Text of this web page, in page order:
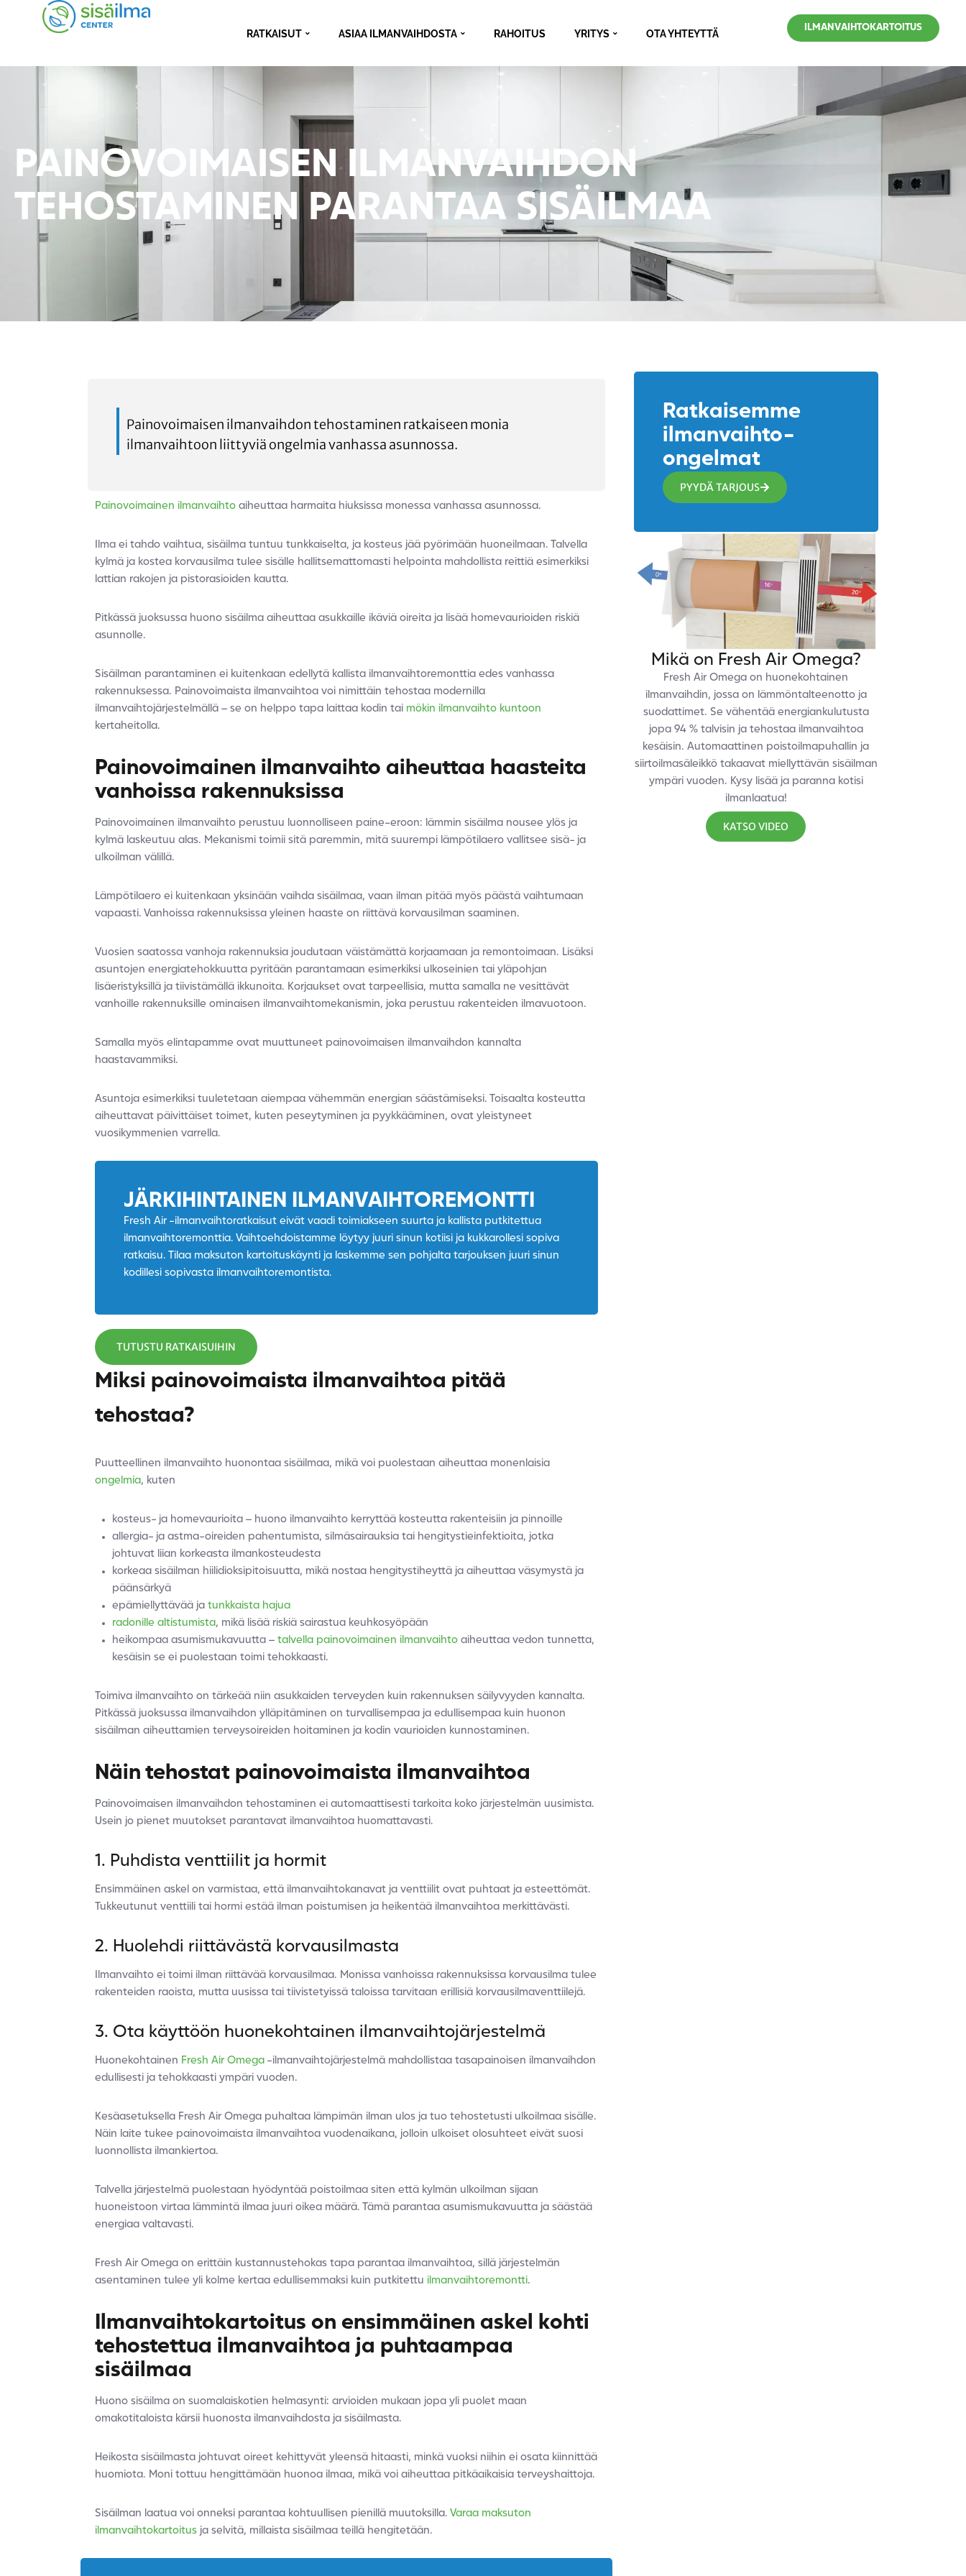
RATKAISUT ASIAA ILMANVAIHDOSTA RAHOITUS YRITYS OTA YHTEYTTÄ
ILMANVAIHTOKARTOITUS
PAINOVOIMAISEN ILMANVAIHDON
TEHOSTAMINEN PARANTAA SISÄILMAA
Painovoimaisen ilmanvaihdon tehostaminen ratkaiseen monia
ilmanvaihtoon liittyviä ongelmia vanhassa asunnossa.
Painovoimainen ilmanvaihto aiheuttaa harmaita hiuksissa monessa vanhassa asunnossa.
Ilma ei tahdo vaihtua, sisäilma tuntuu tunkkaiselta, ja kosteus jää pyörimään huoneilmaan. Talvella
kylmä ja kostea korvausilma tulee sisälle hallitsemattomasti helpointa mahdollista reittiä esimerkiksi
lattian rakojen ja pistorasioiden kautta.
Pitkässä juoksussa huono sisäilma aiheuttaa asukkaille ikäviä oireita ja lisää homevaurioiden riskiä
asunnolle.
Sisäilman parantaminen ei kuitenkaan edellytä kallista ilmanvaihtoremonttia edes vanhassa
rakennuksessa. Painovoimaista ilmanvaihtoa voi nimittäin tehostaa modernilla
ilmanvaihtojärjestelmällä – se on helppo tapa laittaa kodin tai mökin ilmanvaihto kuntoon
kertaheitolla.
Painovoimainen ilmanvaihto aiheuttaa haasteita
vanhoissa rakennuksissa
Painovoimainen ilmanvaihto perustuu luonnolliseen paine-eroon: lämmin sisäilma nousee ylös ja
kylmä laskeutuu alas. Mekanismi toimii sitä paremmin, mitä suurempi lämpötilaero vallitsee sisä- ja
ulkoilman välillä.
Lämpötilaero ei kuitenkaan yksinään vaihda sisäilmaa, vaan ilman pitää myös päästä vaihtumaan
vapaasti. Vanhoissa rakennuksissa yleinen haaste on riittävä korvausilman saaminen.
Vuosien saatossa vanhoja rakennuksia joudutaan väistämättä korjaamaan ja remontoimaan. Lisäksi
asuntojen energiatehokkuutta pyritään parantamaan esimerkiksi ulkoseinien tai yläpohjan
lisäeristyksillä ja tiivistämällä ikkunoita. Korjaukset ovat tarpeellisia, mutta samalla ne vesittävät
vanhoille rakennuksille ominaisen ilmanvaihtomekanismin, joka perustuu rakenteiden ilmavuotoon.
Samalla myös elintapamme ovat muuttuneet painovoimaisen ilmanvaihdon kannalta
haastavammiksi.
Asuntoja esimerkiksi tuuletetaan aiempaa vähemmän energian säästämiseksi. Toisaalta kosteutta
aiheuttavat päivittäiset toimet, kuten peseytyminen ja pyykkääminen, ovat yleistyneet
vuosikymmenien varrella.
JÄRKIHINTAINEN ILMANVAIHTOREMONTTI
Fresh Air -ilmanvaihtoratkaisut eivät vaadi toimiakseen suurta ja kallista putkitettua
ilmanvaihtoremonttia. Vaihtoehdoistamme löytyy juuri sinun kotiisi ja kukkarollesi sopiva
ratkaisu. Tilaa maksuton kartoituskäynti ja laskemme sen pohjalta tarjouksen juuri sinun
kodillesi sopivasta ilmanvaihtoremontista.
TUTUSTU RATKAISUIHIN
Miksi painovoimaista ilmanvaihtoa pitää
tehostaa?
Puutteellinen ilmanvaihto huonontaa sisäilmaa, mikä voi puolestaan aiheuttaa monenlaisia
ongelmia, kuten
kosteus- ja homevaurioita – huono ilmanvaihto kerryttää kosteutta rakenteisiin ja pinnoille
allergia- ja astma-oireiden pahentumista, silmäsairauksia tai hengitystieinfektioita, jotka
johtuvat liian korkeasta ilmankosteudesta
korkeaa sisäilman hiilidioksipitoisuutta, mikä nostaa hengitystiheyttä ja aiheuttaa väsymystä ja
päänsärkyä
epämiellyttävää ja tunkkaista hajua
radonille altistumista, mikä lisää riskiä sairastua keuhkosyöpään
heikompaa asumismukavuutta – talvella painovoimainen ilmanvaihto aiheuttaa vedon tunnetta,
kesäisin se ei puolestaan toimi tehokkaasti.
Toimiva ilmanvaihto on tärkeää niin asukkaiden terveyden kuin rakennuksen säilyvyyden kannalta.
Pitkässä juoksussa ilmanvaihdon ylläpitäminen on turvallisempaa ja edullisempaa kuin huonon
sisäilman aiheuttamien terveysoireiden hoitaminen ja kodin vaurioiden kunnostaminen.
Näin tehostat painovoimaista ilmanvaihtoa
Painovoimaisen ilmanvaihdon tehostaminen ei automaattisesti tarkoita koko järjestelmän uusimista.
Usein jo pienet muutokset parantavat ilmanvaihtoa huomattavasti.
1. Puhdista venttiilit ja hormit
Ensimmäinen askel on varmistaa, että ilmanvaihtokanavat ja venttiilit ovat puhtaat ja esteettömät.
Tukkeutunut venttiili tai hormi estää ilman poistumisen ja heikentää ilmanvaihtoa merkittävästi.
2. Huolehdi riittävästä korvausilmasta
Ilmanvaihto ei toimi ilman riittävää korvausilmaa. Monissa vanhoissa rakennuksissa korvausilma tulee
rakenteiden raoista, mutta uusissa tai tiivistetyissä taloissa tarvitaan erillisiä korvausilmaventtiilejä.
3. Ota käyttöön huonekohtainen ilmanvaihtojärjestelmä
Huonekohtainen Fresh Air Omega -ilmanvaihtojärjestelmä mahdollistaa tasapainoisen ilmanvaihdon
edullisesti ja tehokkaasti ympäri vuoden.
Kesäasetuksella Fresh Air Omega puhaltaa lämpimän ilman ulos ja tuo tehostetusti ulkoilmaa sisälle.
Näin laite tukee painovoimaista ilmanvaihtoa vuodenaikana, jolloin ulkoiset olosuhteet eivät suosi
luonnollista ilmankiertoa.
Talvella järjestelmä puolestaan hyödyntää poistoilmaa siten että kylmän ulkoilman sijaan
huoneistoon virtaa lämmintä ilmaa juuri oikea määrä. Tämä parantaa asumismukavuutta ja säästää
energiaa valtavasti.
Fresh Air Omega on erittäin kustannustehokas tapa parantaa ilmanvaihtoa, sillä järjestelmän
asentaminen tulee yli kolme kertaa edullisemmaksi kuin putkitettu ilmanvaihtoremontti.
Ilmanvaihtokartoitus on ensimmäinen askel kohti
tehostettua ilmanvaihtoa ja puhtaampaa
sisäilmaa
Huono sisäilma on suomalaiskotien helmasynti: arvioiden mukaan jopa yli puolet maan
omakotitaloista kärsii huonosta ilmanvaihdosta ja sisäilmasta.
Heikosta sisäilmasta johtuvat oireet kehittyvät yleensä hitaasti, minkä vuoksi niihin ei osata kiinnittää
huomiota. Moni tottuu hengittämään huonoa ilmaa, mikä voi aiheuttaa pitkäaikaisia terveyshaittoja.
Sisäilman laatua voi onneksi parantaa kohtuullisen pienillä muutoksilla. Varaa maksuton
ilmanvaihtokartoitus ja selvitä, millaista sisäilmaa teillä hengitetään.
Ratkaisemme
ilmanvaihto-
ongelmat
PYYDÄ TARJOUS
Mikä on Fresh Air Omega?
Fresh Air Omega on huonekohtainen
ilmanvaihdin, jossa on lämmöntalteenotto ja
suodattimet. Se vähentää energiankulutusta
jopa 94 % talvisin ja tehostaa ilmanvaihtoa
kesäisin. Automaattinen poistoilmapuhallin ja
siirtoilmasäleikkö takaavat miellyttävän sisäilman
ympäri vuoden. Kysy lisää ja paranna kotisi
ilmanlaatua!
KATSO VIDEO